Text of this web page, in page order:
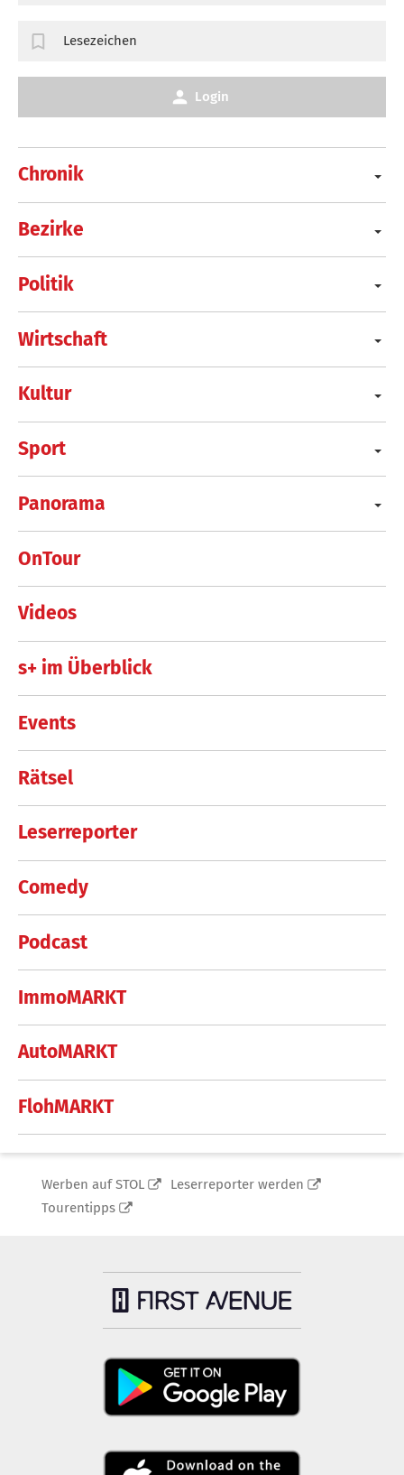
Chronik
Bezirke
Politik
Wirtschaft
Kultur
Sport
Panorama
OnTour
Videos
s+ im Überblick
Events
Rätsel
Leserreporter
Comedy
Podcast
ImmoMARKT
AutoMARKT
FlohMARKT
Lesezeichen
Login
Werben auf STOL
Leserreporter werden
Tourentipps